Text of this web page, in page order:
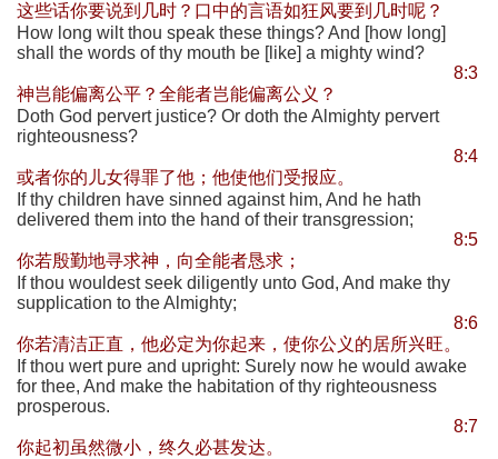
这些话你要说到几时？口中的言语如狂风要到几时呢？
How long wilt thou speak these things? And [how long]
shall the words of thy mouth be [like] a mighty wind?
8:3
神岂能偏离公平？全能者岂能偏离公义？
Doth God pervert justice? Or doth the Almighty pervert
righteousness?
8:4
或者你的儿女得罪了他；他使他们受报应。
If thy children have sinned against him, And he hath
delivered them into the hand of their transgression;
8:5
你若殷勤地寻求神，向全能者恳求；
If thou wouldest seek diligently unto God, And make thy
supplication to the Almighty;
8:6
你若清洁正直，他必定为你起来，使你公义的居所兴旺。
If thou wert pure and upright: Surely now he would awake
for thee, And make the habitation of thy righteousness
prosperous.
8:7
你起初虽然微小，终久必甚发达。